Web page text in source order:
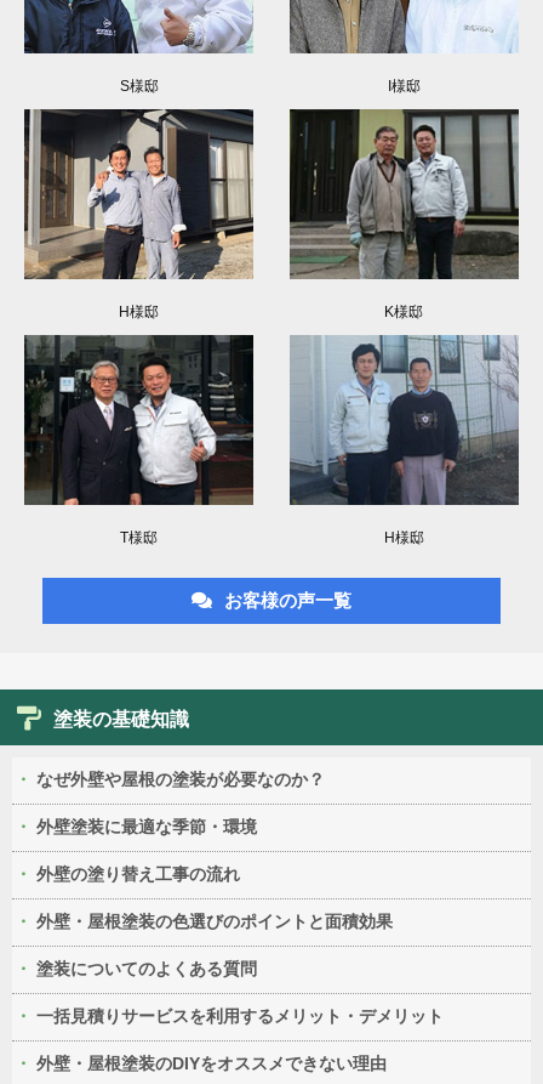
S様邸 I様邸
H様邸 K様邸
T様邸 H様邸
お客様の声一覧
塗装の基礎知識
なぜ外壁や屋根の塗装が必要なのか？
外壁塗装に最適な季節・環境
外壁の塗り替え工事の流れ
外壁・屋根塗装の色選びのポイントと面積効果
塗装についてのよくある質問
一括見積りサービスを利用するメリット・デメリット
外壁・屋根塗装のDIYをオススメできない理由